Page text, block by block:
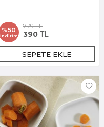
%50
İndirim
779TL
390 TL
SEPETE EKLE